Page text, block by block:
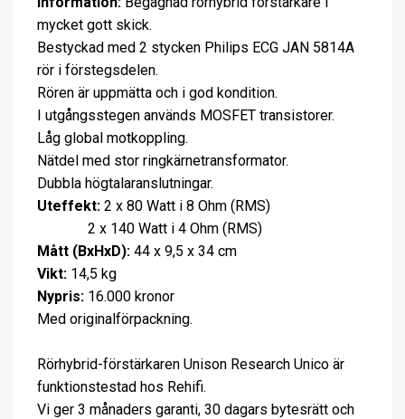
mycket gott skick.
Bestyckad med 2 stycken Philips ECG JAN 5814A
rör i förstegsdelen.
Rören är uppmätta och i god kondition.
I utgångsstegen används MOSFET transistorer.
Låg global motkoppling.
Nätdel med stor ringkärnetransformator.
Dubbla högtalaranslutningar.
Uteffekt: 2 x 80 Watt i 8 Ohm (RMS)
2 x 140 Watt i 4 Ohm (RMS)
Mått (BxHxD): 44 x 9,5 x 34 cm
Vikt: 14,5 kg
Nypris: 16.000 kronor
Med originalförpackning.
Rörhybrid-förstärkaren Unison Research Unico är
funktionstestad hos Rehifi.
Vi ger 3 månaders garanti, 30 dagars bytesrätt och